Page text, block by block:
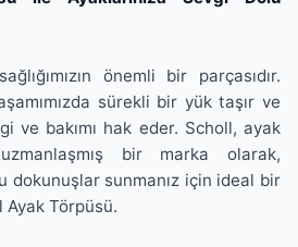
önemli bir parçasıdır.
sürekli bir yük taşır ve
ve bakımı hak eder. Scholl, ayak
bir marka olarak,
dokunuşlar sunmanız için ideal bir
Törpüsü.